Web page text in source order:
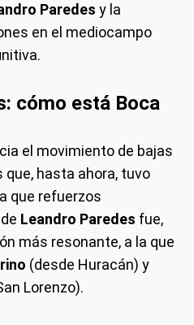
Paredes y la
en el mediocampo
cómo está Boca
el movimiento de bajas
que, hasta ahora, tuvo
que refuerzos
Leandro Paredes fue,
más resonante, a la que
(desde Huracán) y
Lorenzo).